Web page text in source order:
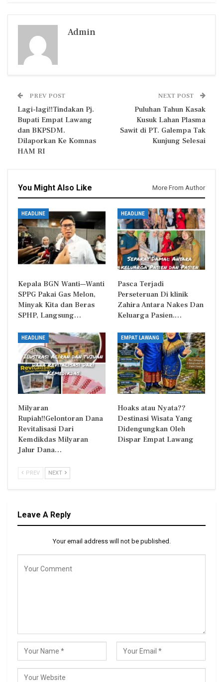
Admin
PREV POST
Lagi-lagi!!Tindakan Pj.
Bupati Empat Lawang
dan BKPSDM.
Dilaporkan Ke Komnas
HAM RI
NEXT POST
Puluhan Tahun Kasak
Kusuk Lahan Plasma
Sawit di PT. Galempa Tak
Kunjung Selesai
You Might Also Like More From Author
HEADLINE
Kepala BGN Wanti—Wanti
SPPG Pakai Gas Melon,
Minyak Kita dan Beras
SPHP, Langsung…
HEADLINE
Pasca Terjadi
Perseteruan Di klinik
Zahira Antara Nakes Dan
Keluarga Pasien.…
HEADLINE
Milyaran
Rupiah!!Gelontoran Dana
Revitalisasi Dari
Kemdikdas Milyaran
Jalur Dana…
EMPAT LAWANG
Hoaks atau Nyata??
Destinasi Wisata Yang
Didengungkan Oleh
Dispar Empat Lawang
PREV NEXT
Leave A Reply
Your email address will not be published.